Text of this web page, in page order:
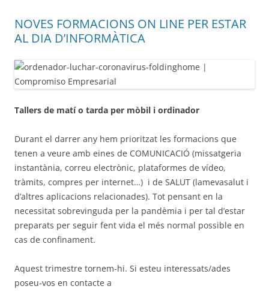
NOVES FORMACIONS ON LINE PER ESTAR
AL DIA D’INFORMÀTICA
Tallers de matí o tarda per mòbil i ordinador
Durant el darrer any hem prioritzat les formacions que
tenen a veure amb eines de COMUNICACIÓ (missatgeria
instantània, correu electrònic, plataformes de vídeo,
tràmits, compres per internet…) i de SALUT (lamevasalut i
d’altres aplicacions relacionades). Tot pensant en la
necessitat sobrevinguda per la pandèmia i per tal d’estar
preparats per seguir fent vida el més normal possible en
cas de confinament.
Aquest trimestre tornem-hi. Si esteu interessats/ades
poseu-vos en contacte a